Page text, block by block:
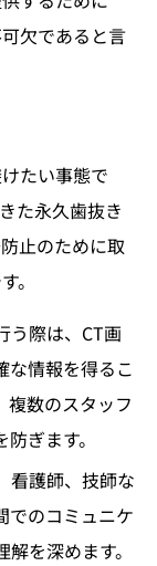
欠であると言
たい事態で
た永久歯抜き
止のために取
。
う際は、CT画
な情報を得るこ
複数のスタッフ
ぎます。
看護師、技師な
でのコミュニケ
を深めます。